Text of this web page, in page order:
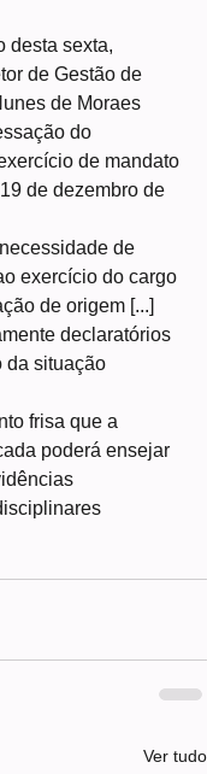
desta sexta,
de Gestão de
de Moraes
do
de mandato
de dezembro de
de
exercício do cargo
de origem [...]
declaratórios
da situação
frisa que a
poderá ensejar
Ver tudo